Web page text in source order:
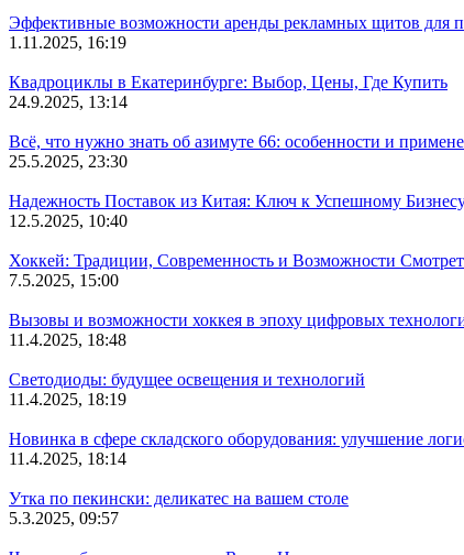
Эффективные возможности аренды рекламных щитов для
1.11.2025, 16:19
Квадроциклы в Екатеринбурге: Выбор, Цены, Где Купить
24.9.2025, 13:14
Всё, что нужно знать об азимуте 66: особенности и
25.5.2025, 23:30
Надежность Поставок из Китая: Ключ к Успешному
12.5.2025, 10:40
Хоккей: Традиции, Современность и Возможности
7.5.2025, 15:00
Вызовы и возможности хоккея в эпоху цифровых
11.4.2025, 18:48
Светодиоды: будущее освещения и технологий
11.4.2025, 18:19
Новинка в сфере складского оборудования: улучшение
11.4.2025, 18:14
Утка по пекински: деликатес на вашем столе
5.3.2025, 09:57